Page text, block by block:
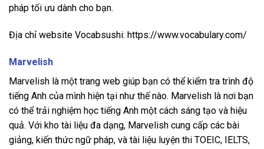
pháp tối ưu dành cho bạn.
Địa chỉ website Vocabsushi: https://www.vocabulary.com/
Marvelish
Marvelish là một trang web giúp bạn có thể kiểm tra trình độ
tiếng Anh của mình hiện tại như thế nào. Marvelish là nơi bạn
có thể trải nghiệm học tiếng Anh một cách sáng tạo và hiệu
quả. Với kho tài liệu đa dạng, Marvelish cung cấp các bài
giảng, kiến thức ngữ pháp, và tài liệu luyện thi TOEIC, IELTS,